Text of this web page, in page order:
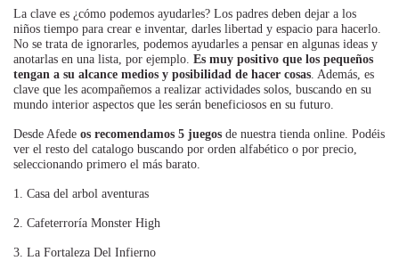
La clave es ¿cómo podemos ayudarles? Los padres deben dejar a los
niños tiempo para crear e inventar, darles libertad y espacio para hacerlo.
No se trata de ignorarles, podemos ayudarles a pensar en algunas ideas y
anotarlas en una lista, por ejemplo. Es muy positivo que los pequeños
tengan a su alcance medios y posibilidad de hacer cosas. Además, es
clave que les acompañemos a realizar actividades solos, buscando en su
mundo interior aspectos que les serán beneficiosos en su futuro.
Desde Afede os recomendamos 5 juegos de nuestra tienda online. Podéis
ver el resto del catalogo buscando por orden alfabético o por precio,
seleccionando primero el más barato.
1. Casa del arbol aventuras
2. Cafeterroría Monster High
3. La Fortaleza Del Infierno